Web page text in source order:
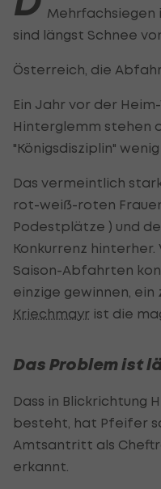
Mehrfachsiegen
sind längst Schnee
Österreich, die
Ein Jahr vor der
Hinterglemm stehen
"Königsdisziplin"
Das vermeintlich
rot-weiß-roten
Podestplätze ) und
Konkurrenz
Saison-Abfahrten
einzige gewinnen,
Kriechmayr ist die
Das Problem ist
Dass in Blickrichtung
besteht, hat Pfeifer
Amtsantritt als
erkannt.